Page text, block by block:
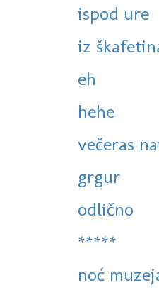
ispod ure
iz
eh
hehe
večeras
grgur
odlično
*****
noć